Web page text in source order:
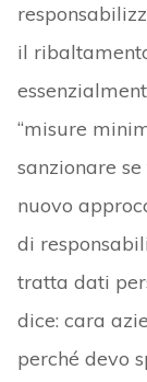
il
“misure
sanzionare
nuovo
di
tratta dati
dice: cara
perché devo